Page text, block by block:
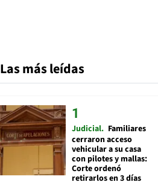
Las más leídas
Judicial Familiares
cerraron acceso
vehicular a su casa
con pilotes y mallas:
Corte ordenó
retirarlos en 3 días